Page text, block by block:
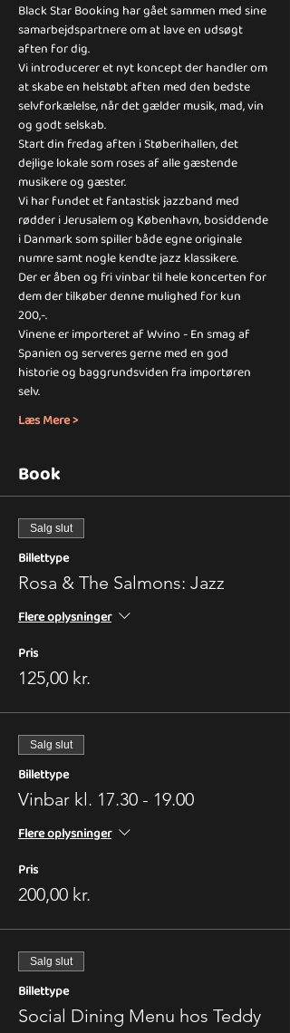
Black Star Booking har gået sammen med sine
samarbejdspartnere om at lave en udsøgt
aften for dig.
Vi introducerer et nyt koncept der handler om
at skabe en helstøbt aften med den bedste
selvforkælelse, når det gælder musik, mad, vin
og godt selskab.
Start din fredag aften i Støberihallen, det
dejlige lokale som roses af alle gæstende
musikere og gæster.
Vi har fundet et fantastisk jazzband med
rødder i Jerusalem og København, bosiddende
i Danmark som spiller både egne originale
numre samt nogle kendte jazz klassikere.
Der er åben og fri vinbar til hele koncerten for
dem der tilkøber denne mulighed for kun
200,-.
Vinene er importeret af Wvino - En smag af
Spanien og serveres gerne med en god
historie og baggrundsviden fra importøren
selv.
Læs Mere >
Book
Salg slut
Billettype
Rosa & The Salmons: Jazz
Flere oplysninger
Pris
125,00 kr.
Salg slut
Billettype
Vinbar kl. 17.30 - 19.00
Flere oplysninger
Pris
200,00 kr.
Salg slut
Billettype
Social Dining Menu hos Teddy